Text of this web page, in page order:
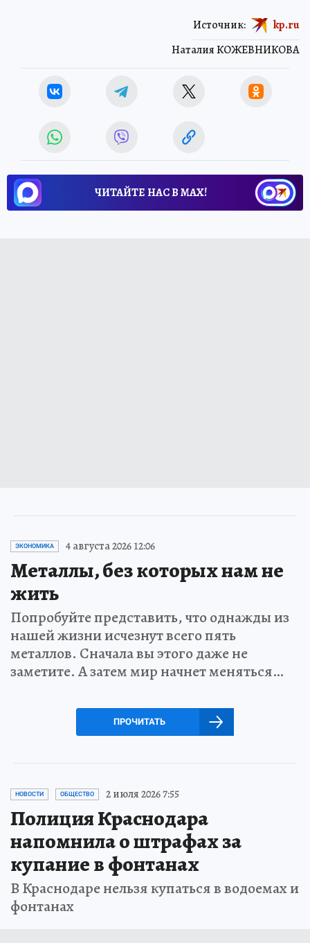
Наталия КОЖЕВНИКОВА
Источник: kp.ru
ЧИТАЙТЕ НАС В МАХ!
ЭКОНОМИКА 4 августа 2026 12:06
Металлы, без которых нам не
жить
Попробуйте представить, что однажды из
нашей жизни исчезнут всего пять
металлов. Сначала вы этого даже не
заметите. А затем мир начнет меняться…
ПРОЧИТАТЬ
НОВОСТИ ОБЩЕСТВО 2 июля 2026 7:55
Полиция Краснодара
напомнила о штрафах за
купание в фонтанах
В Краснодаре нельзя купаться в водоемах и
фонтанах